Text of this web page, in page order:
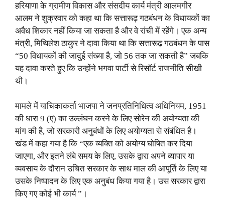
हरियाणा के ग्रामीण विकास और संसदीय कार्य मंत्री आलमगीर
आलम ने शुक्रवार को कहा था कि सत्तारूढ़ गठबंधन के विधायकों का
अवैध शिकार नहीं किया जा सकता है और वे रांची में रहेंगे। एक अन्य
मंत्री, मिथिलेश ठाकुर ने दावा किया था कि सत्तारूढ़ गठबंधन के पास
“50 विधायकों की जादुई संख्या है, जो 56 तक जा सकती है” जबकि
यह दावा करते हुए कि उन्होंने भगवा पार्टी से रिसॉर्ट राजनीति सीखी
थी।
मामले में याचिकाकर्ता भाजपा ने जनप्रतिनिधित्व अधिनियम, 1951
की धारा 9 (ए) का उल्लंघन करने के लिए सोरेन की अयोग्यता की
मांग की है, जो सरकारी अनुबंधों के लिए अयोग्यता से संबंधित है।
खंड में कहा गया है कि “एक व्यक्ति को अयोग्य घोषित कर दिया
जाएगा, और इतने लंबे समय के लिए, उसके द्वारा अपने व्यापार या
व्यवसाय के दौरान उचित सरकार के साथ माल की आपूर्ति के लिए या
उसके निष्पादन के लिए एक अनुबंध किया गया है। उस सरकार द्वारा
किए गए कोई भी कार्य ”।